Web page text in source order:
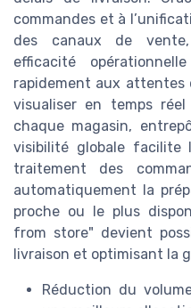
commandes et à
des canaux de vente,
efficacité
rapidement aux attentes
visualiser en temps
chaque magasin,
visibilité globale facilite
traitement des
automatiquement la
proche ou le plus
from store" devient
livraison et optimisant la
Réduction du